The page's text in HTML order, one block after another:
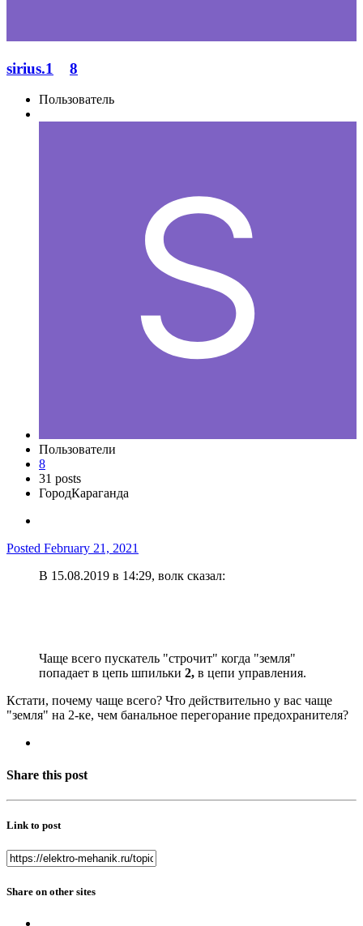
sirius.1 8
Пользователь
Пользователи
8
31 posts
ГородКараганда
Posted February 21, 2021
В 15.08.2019 в 14:29, волк сказал:
Чаще всего пускатель "строчит" когда "земля"
попадает в цепь шпильки 2, в цепи управления.
Кстати, почему чаще всего? Что действительно у вас чаще
"земля" на 2-ке, чем банальное перегорание предохранителя?
Share this post
Link to post
Share on other sites